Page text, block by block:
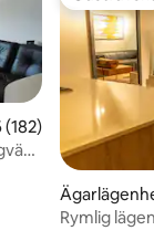
5 i genomsnittligt
(182)
Rymlig